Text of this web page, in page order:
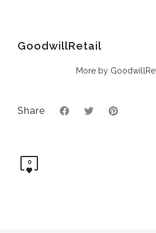
GoodwillRetail
More by
Share
0